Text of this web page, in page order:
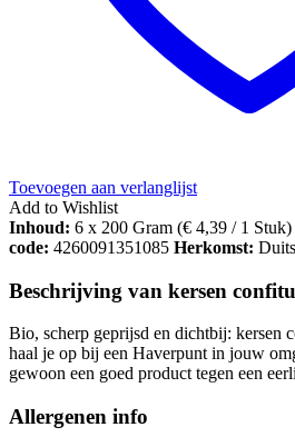
Toevoegen aan verlanglijst
Add to Wishlist
Inhoud: 6 x 200 Gram (€ 4,39 / 1 Stuk)
code: 4260091351085 Herkomst:
Beschrijving van kersen
Bio, scherp geprijsd en dichtbij: kersen
haal je op bij een Haverpunt in jouw
gewoon een goed product tegen een
Allergenen info